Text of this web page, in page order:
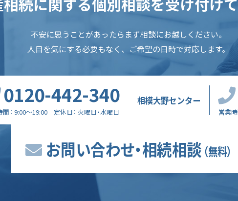
不安に思うことがあったらまず相談にお越しください。
人目を気にする必要もなく、ご希望の日時で対応します。
0120-442-340
間 9:00～19:00 定休日 火曜日・水曜日
相模大野センター
営業
お問い合わせ・相続相談 （無料）